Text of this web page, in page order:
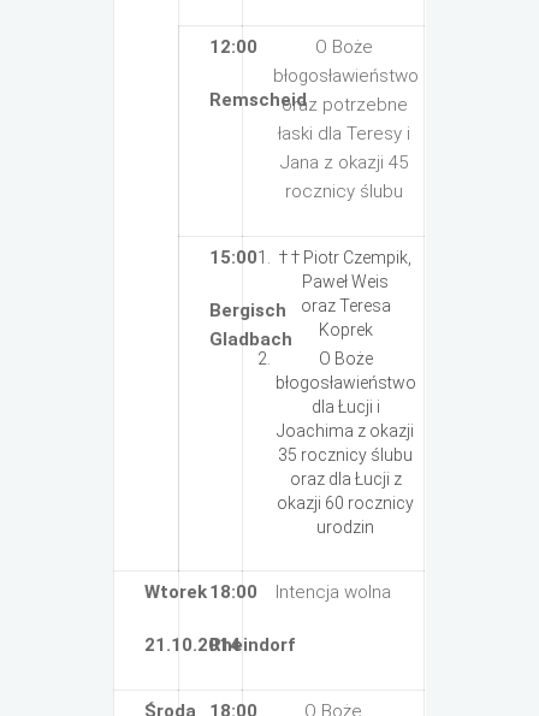
12:00
Remscheid
O Boże
błogosławieństwo
oraz potrzebne
łaski dla Teresy i
Jana z okazji 45
rocznicy ślubu
15:00
Bergisch
Gladbach
† † Piotr Czempik,
Paweł Weis
oraz Teresa
Koprek
O Boże
błogosławieństwo
dla Łucji i
Joachima z okazji
35 rocznicy ślubu
oraz dla Łucji z
okazji 60 rocznicy
urodzin
Wtorek
21.10.2014
18:00
Rheindorf
Intencja wolna
Środa 18:00
O Boże